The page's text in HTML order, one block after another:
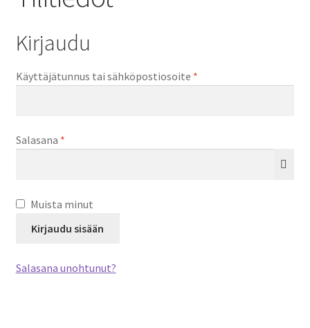
Kansikuvia
Kassalle
Kirjailijakuvia
Kirjaudu
Käyttäjätunnus tai sähköpostiosoite *Vaaditaan
Salasana *Vaaditaan
Muista minut
Kirjaudu sisään
Salasana unohtunut?